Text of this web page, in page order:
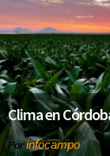
Clima en
Porinfocampo